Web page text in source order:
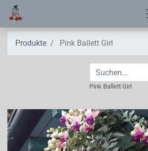
Produkte Pink Ballett Girl
Pink Ballett Girl